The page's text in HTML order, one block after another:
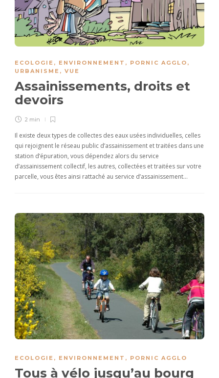
ECOLOGIE , ENVIRONNEMENT , PORNIC AGGLO ,
URBANISME , VUE
Assainissements, droits et
devoirs
2 min
Il existe deux types de collectes des eaux usées individuelles, celles
qui rejoignent le réseau public d’assainissement et traitées dans une
station d’épuration, vous dépendez alors du service
d’assainissement collectif, les autres, collectées et traitées sur votre
parcelle, vous êtes ainsi rattaché au service d’assainissement…
ECOLOGIE , ENVIRONNEMENT , PORNIC AGGLO
Tous à vélo jusqu’au bourg